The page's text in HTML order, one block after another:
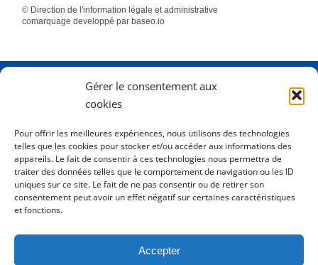
Gérer le consentement aux
cookies
Pour offrir les meilleures expériences, nous utilisons des technologies
telles que les cookies pour stocker et/ou accéder aux informations des
appareils. Le fait de consentir à ces technologies nous permettra de
traiter des données telles que le comportement de navigation ou les ID
uniques sur ce site. Le fait de ne pas consentir ou de retirer son
consentement peut avoir un effet négatif sur certaines caractéristiques
et fonctions.
Accepter
© Direction de l'information légale et administrative
comarquage developpé par baseo.io
2 Rue Dame Pernette
Horaires
Lundi de 8h15 à 12h
Mardi de 8h15 à 12h
Mercredi 8h15 à 12h
Jeudi de 8h15 à 12h - 16h à 18h00
Tél.